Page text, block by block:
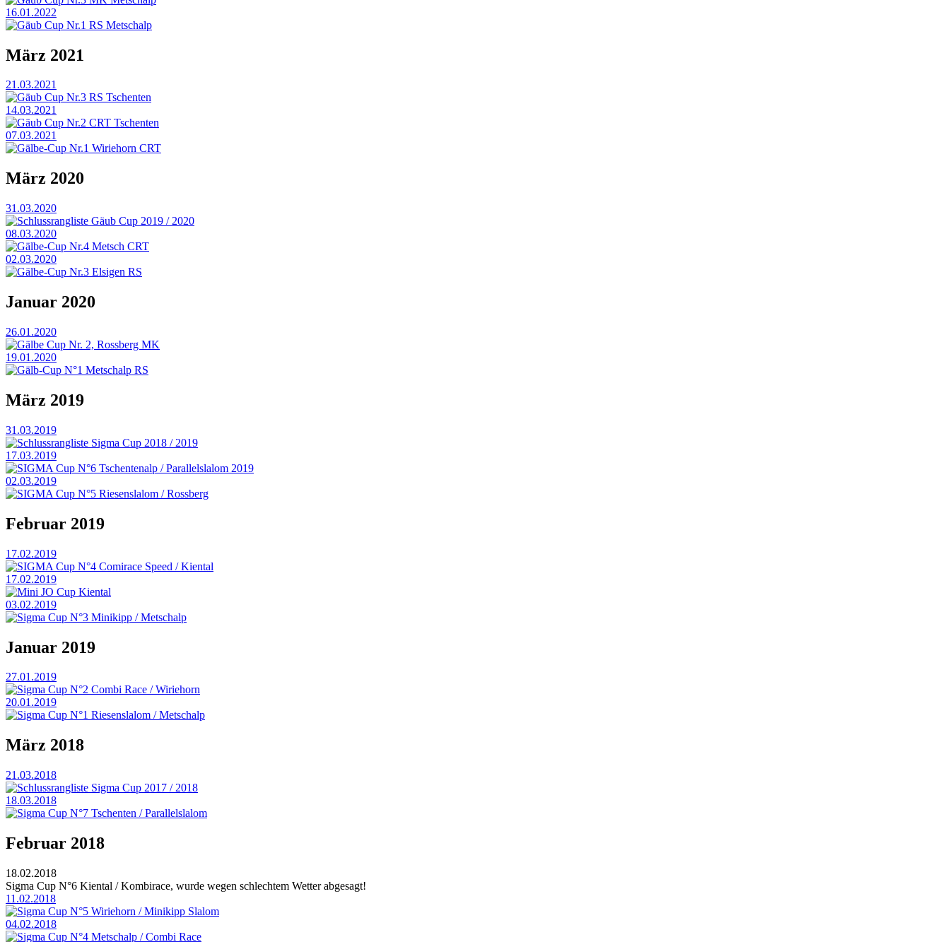
16.01.2022
Gäub Cup Nr.1 RS Metschalp
März 2021
21.03.2021
Gäub Cup Nr.3 RS Tschenten
14.03.2021
Gäub Cup Nr.2 CRT Tschenten
07.03.2021
Gälbe-Cup Nr.1 Wiriehorn CRT
März 2020
31.03.2020
Schlussrangliste Gäub Cup 2019 / 2020
08.03.2020
Gälbe-Cup Nr.4 Metsch CRT
02.03.2020
Gälbe-Cup Nr.3 Elsigen RS
Januar 2020
26.01.2020
Gälbe Cup Nr. 2, Rossberg MK
19.01.2020
Gälb-Cup N°1 Metschalp RS
März 2019
31.03.2019
Schlussrangliste Sigma Cup 2018 / 2019
17.03.2019
SIGMA Cup N°6 Tschentenalp / Parallelslalom 2019
02.03.2019
SIGMA Cup N°5 Riesenslalom / Rossberg
Februar 2019
17.02.2019
SIGMA Cup N°4 Comirace Speed / Kiental
17.02.2019
Mini JO Cup Kiental
03.02.2019
Sigma Cup N°3 Minikipp / Metschalp
Januar 2019
27.01.2019
Sigma Cup N°2 Combi Race / Wiriehorn
20.01.2019
Sigma Cup N°1 Riesenslalom / Metschalp
März 2018
21.03.2018
Schlussrangliste Sigma Cup 2017 / 2018
18.03.2018
Sigma Cup N°7 Tschenten / Parallelslalom
Februar 2018
18.02.2018
Sigma Cup N°6 Kiental / Kombirace, wurde wegen schlechtem Wetter abgesagt!
11.02.2018
Sigma Cup N°5 Wiriehorn / Minikipp Slalom
04.02.2018
Sigma Cup N°4 Metschalp / Combi Race